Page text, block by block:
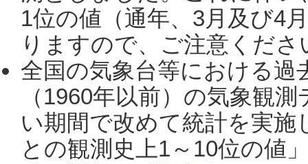
1位の値（通年、3月及び4
りますので、ご注意くだ
全国の気象台等における過
（1960年以前）の気象観
い期間で改めて統計を実
との観測史上1～10位の値